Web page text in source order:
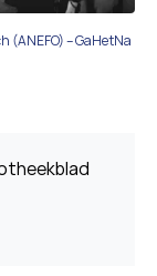
(ANEFO) – GaHetNa